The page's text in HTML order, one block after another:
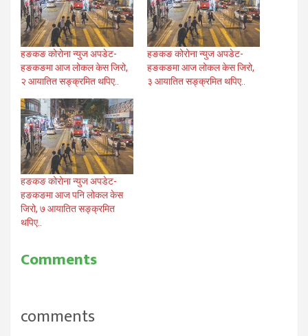
हङकङ कोरोना न्युज अपडेट-
हङकङमा आज लोकल केस जिरो,
२ आयातित सङ्क्रमित थपिए..
हङकङ कोरोना न्युज अपडेट-
हङकङमा आज लोकल केस जिरो,
३ आयातित सङ्क्रमित थपिए..
हङकङ कोरोना न्युज अपडेट-
हङकङमा आज पनि लोकल केस
जिरो, ७ आयातित सङ्क्रमित
थपिए..
Comments
comments